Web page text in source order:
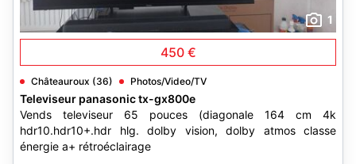
1
450 €
Châteauroux (36) Photos/Video/TV
Televiseur panasonic tx-gx800e
Vends televiseur 65 pouces (diagonale 164 cm 4k
hdr10.hdr10+.hdr hlg. dolby vision, dolby atmos classe
énergie a+ rétroéclairage